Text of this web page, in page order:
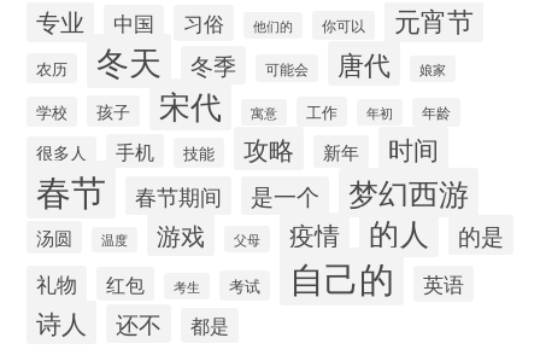
专业 中国 习俗 他们的 你可以 元宵节
农历 冬天 冬季 可能会 唐代 娘家
学校 孩子 宋代 寓意 工作 年初 年龄
很多人 手机 技能 攻略 新年 时间
春节 春节期间 是一个 梦幻西游
汤圆 温度 游戏 父母 疫情 的人 的是
礼物 红包 考生 考试 自己的 英语
诗人 还不 都是